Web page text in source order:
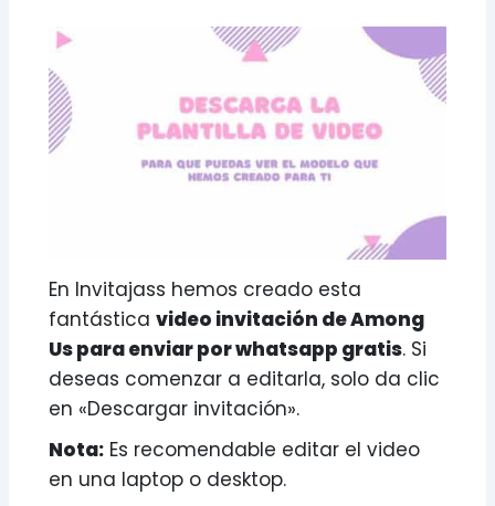
En Invitajass hemos creado esta
fantásticavideo invitación de Among
Us para enviar por whatsapp gratis. Si
deseas comenzar a editarla, solo da clic
en «Descargar invitación».
Nota: Es recomendable editar el video
en una laptop o desktop.